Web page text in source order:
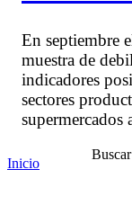
En septiembre
muestra de
indicadores
sectores
supermercados
pudieron
Inicio
Buscar